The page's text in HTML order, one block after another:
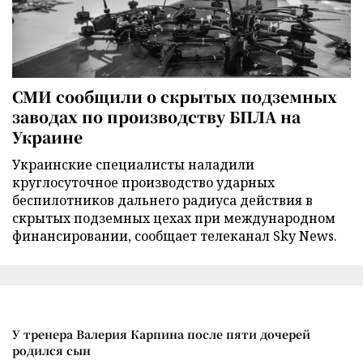
СМИ сообщили о скрытых подземных
заводах по производству БПЛА на
Украине
Украинские специалисты наладили
круглосуточное производство ударных
беспилотников дальнего радиуса действия в
скрытых подземных цехах при международном
финансировании, сообщает телеканал Sky News.
У тренера Валерия Карпина после пяти дочерей
родился сын